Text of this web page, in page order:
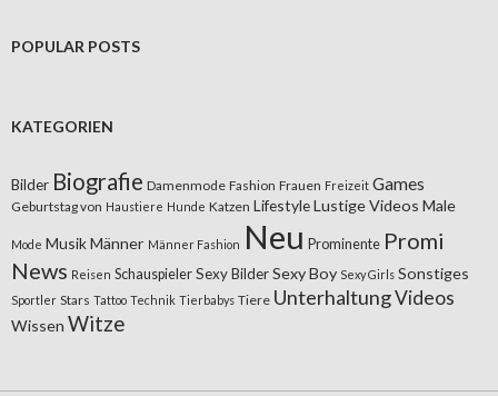
POPULAR POSTS
KATEGORIEN
Bilder Biografie Damenmode Fashion Frauen Freizeit Games
Geburtstag von Haustiere Hunde Katzen LifestyleLustige Videos Male
Mode MusikMänner Männer Fashion Neu Prominente Promi
News Reisen Schauspieler Sexy BilderSexy Boy Sexy Girls Sonstiges
Sportler Stars Tattoo Technik Tierbabys Tiere UnterhaltungVideos
Wissen Witze